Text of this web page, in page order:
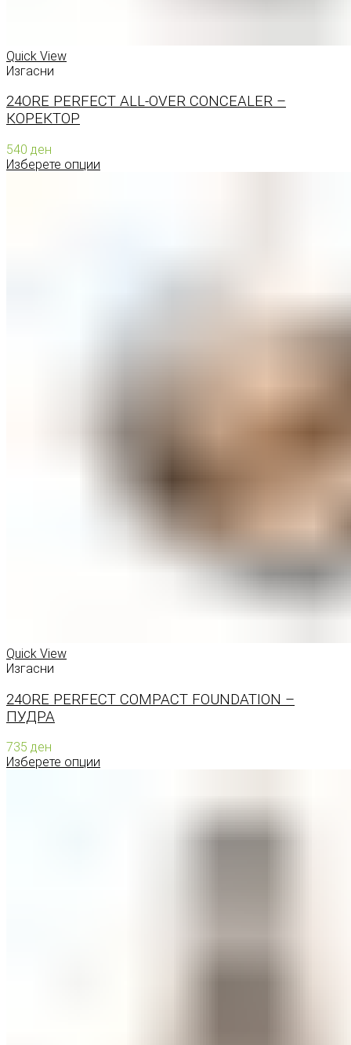
Quick View
Изгасни
24ORE PERFECT ALL-OVER CONCEALER –
КОРЕКТОР
540 ден
Изберете опции
Quick View
Изгасни
24ORE PERFECT COMPACT FOUNDATION –
ПУДРА
735 ден
Изберете опции